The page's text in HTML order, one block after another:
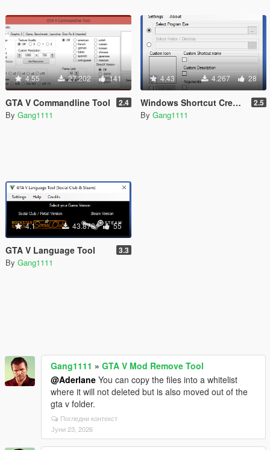
4.55 27.202 141
GTA V Commandline Tool 2.4
By Gang1111
4.43 4.267 28
Windows Shortcut Creator 2.5
By Gang1111
4.1 43.878 55
GTA V Language Tool 3.3
By Gang1111
Gang1111 » GTA V Mod Remove Tool
@Aderlane You can copy the files into a whitelist
where it will not deleted but is also moved out of the
gta v folder.
Погледни контекст
Јуни 23, 2026